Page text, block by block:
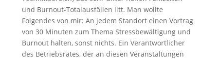
und Burnout-Totalausfällen litt. Man wollte
Folgendes von mir: An jedem Standort einen Vortrag
von 30 Minuten zum Thema Stressbewältigung und
Burnout halten, sonst nichts. Ein Verantwortlicher
des Betriebsrates, der an diesen Veranstaltungen